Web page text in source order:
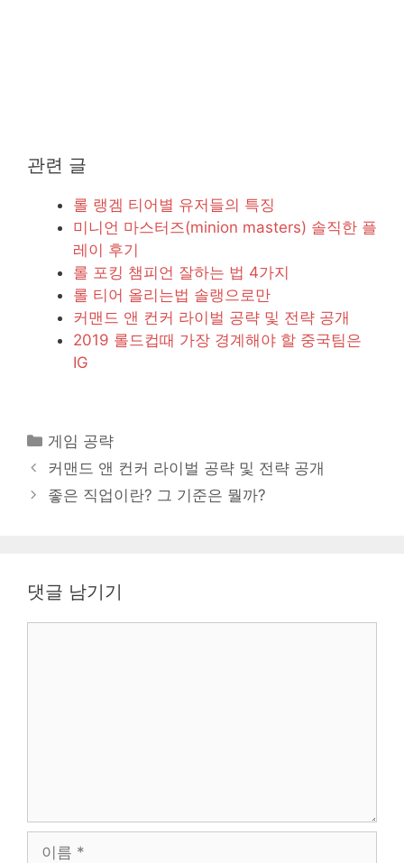
관련 글
롤 랭겜 티어별 유저들의 특징
미니언 마스터즈(minion masters) 솔직한 플
레이 후기
롤 포킹 챔피언 잘하는 법 4가지
롤 티어 올리는법 솔랭으로만
커맨드 앤 컨커 라이벌 공략 및 전략 공개
2019 롤드컵때 가장 경계해야 할 중국팀은
IG
카
테
리
게임 공략
커맨드 앤 컨커 라이벌 공략 및 전략 공개
좋은 직업이란? 그 기준은 뭘까?
댓글 남기기